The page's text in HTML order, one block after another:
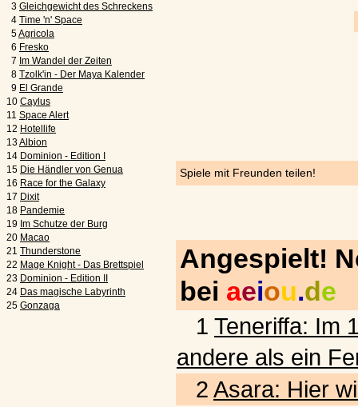
3 Gleichgewicht des Schreckens
4 Time 'n' Space
5Agricola
6 Fresko
7 Im Wandel der Zeiten
8 Tzolk'in - Der Maya Kalender
9 El Grande
10 Caylus
11 Space Alert
12 Hotellife
13Albion
14 Dominion - Edition I
15 Die Händler von Genua
16 Race for the Galaxy
17 Dixit
18 Pandemie
19 Im Schutze der Burg
20 Macao
21 Thunderstone
22 Mage Knight - Das Brettspiel
23 Dominion - Edition II
24 Das magische Labyrinth
25 Gonzaga
Spiele mit Freunden teilen!
Angespielt!
bei aeiou.de
1 Teneriffa: Im
andere als ein
2 Asara: Hier